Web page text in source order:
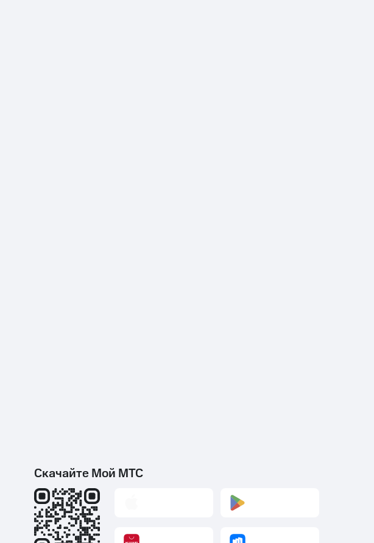
Скачайте Мой МТС